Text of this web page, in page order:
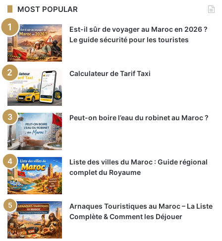
MOST POPULAR
Est-il sûr de voyager au Maroc en 2026 ?
Le guide sécurité pour les touristes
Calculateur de Tarif Taxi
Peut-on boire l’eau du robinet au Maroc ?
Liste des villes du Maroc : Guide régional
complet du Royaume
Arnaques Touristiques au Maroc – La Liste
Complète & Comment les Déjouer